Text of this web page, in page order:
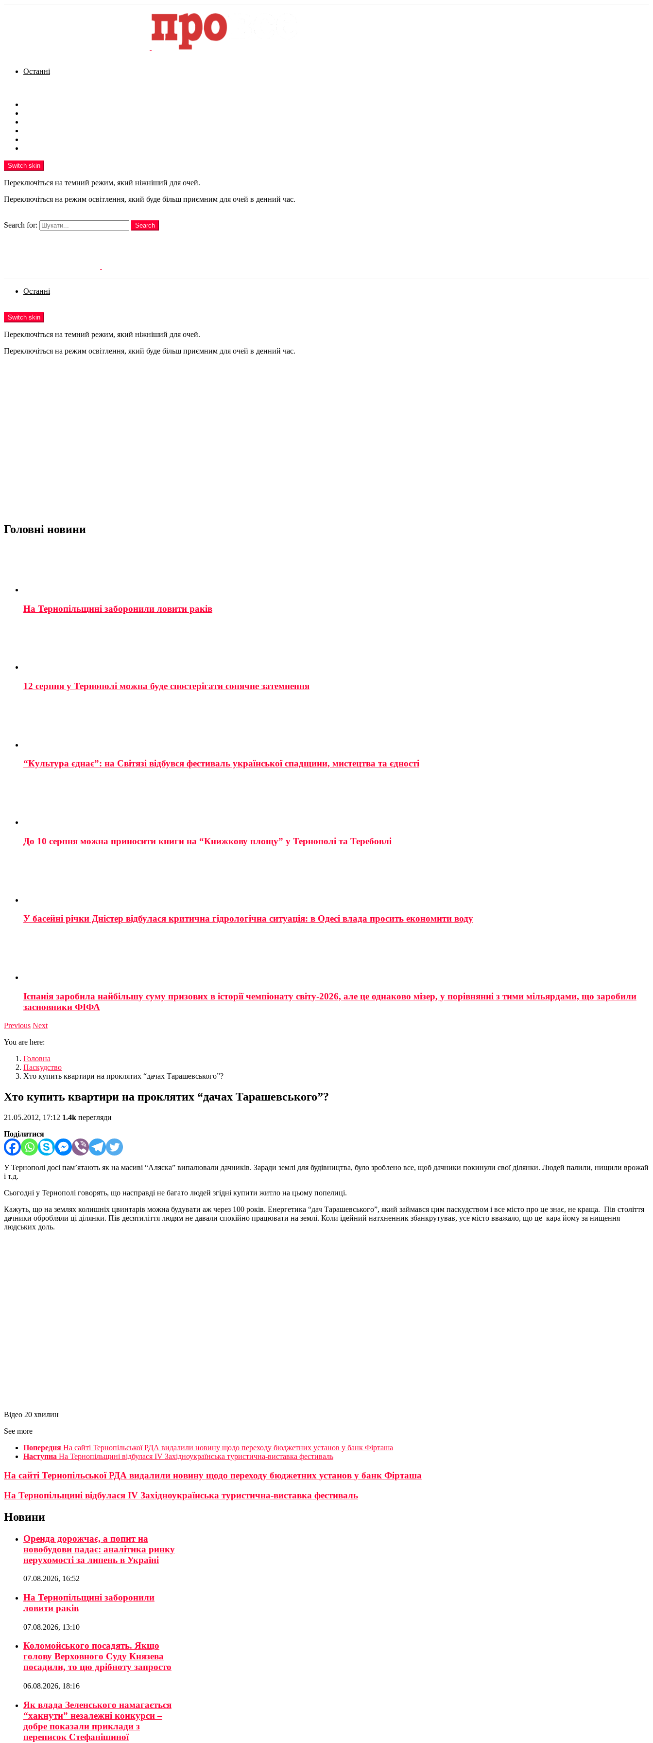
Останні
Switch skin
Переключіться на темний режим, який ніжніший для очей.
Переключіться на режим освітлення, який буде більш приємним для очей в денний час.
Search for:
Search
Останні
Switch skin
Переключіться на темний режим, який ніжніший для очей.
Переключіться на режим освітлення, який буде більш приємним для очей в денний час.
Головні новини
На Тернопільщині заборонили ловити раків
12 серпня у Тернополі можна буде спостерігати сонячне затемнення
“Культура єднає”: на Світязі відбувся фестиваль української спадщини, мистецтва та єдності
До 10 серпня можна приносити книги на “Книжкову площу” у Тернополі та Теребовлі
У басейні річки Дністер відбулася критична гідрологічна ситуація: в Одесі влада просить економити воду
Іспанія заробила найбільшу суму призових в історії чемпіонату світу-2026, але це однаково мізер, у порівнянні з тими мільярдами, що заробили
засновники ФІФА
Previous Next
You are here:
Головна
Паскудство
Хто купить квартири на проклятих “дачах Тарашевського”?
Хто купить квартири на проклятих “дачах Тарашевського”?
21.05.2012, 17:12 1.4k перегляди
Поділитися
У Тернополі досі пам’ятають як на масиві “Аляска” випалювали дачників. Заради землі для будівництва, було зроблено все, щоб дачники покинули свої ділянки. Людей палили, нищили врожай
і т.д.
Сьогодні у Тернополі говорять, що насправді не багато людей згідні купити житло на цьому попелиці.
Кажуть, що на землях колишніх цвинтарів можна будувати аж через 100 років. Енергетика “дач Тарашевського”, який займався цим паскудством і все місто про це знає, не краща. Пів століття
дачники обробляли ці ділянки. Пів десятиліття людям не давали спокійно працювати на землі. Коли ідейний натхненник збанкрутував, усе місто вважало, що це кара йому за нищення
людських доль.
Відео 20 хвилин
See more
Попередня На сайті Тернопільської РДА видалили новину щодо переходу бюджетних установ у банк Фірташа
Наступна На Тернопільщині відбулася IV Західноукраїнська туристична-виставка фестиваль
На сайті Тернопільської РДА видалили новину щодо переходу бюджетних установ у банк Фірташа
На Тернопільщині відбулася IV Західноукраїнська туристична-виставка фестиваль
Новини
Оренда дорожчає, а попит на
новобудови падає: аналітика ринку
нерухомості за липень в Україні
07.08.2026, 16:52
На Тернопільщині заборонили
ловити раків
07.08.2026, 13:10
Коломойського посадять. Якщо
голову Верховного Суду Князева
посадили, то цю дрібноту запросто
06.08.2026, 18:16
Як влада Зеленського намагається
“хакнути” незалежні конкурси –
добре показали приклади з
переписок Стефанішиної